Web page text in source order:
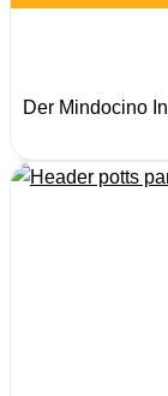
Der Mindocino